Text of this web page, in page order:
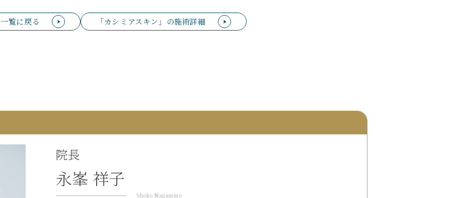
一覧に戻る 「カシミアスキン」の施術詳細
院長
永峯 祥子
Shoko Nagamine